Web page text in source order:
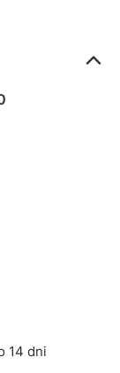
14 dni